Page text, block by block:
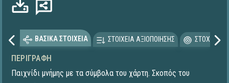
ΒΑΣΙΚΑ ΣΤΟΙΧΕΙΑ ΣΤΟΙΧΕΙΑ ΑΞΙΟΠΟΙΗΣΗΣ
ΠΕΡΙΓΡΑΦΉ
Παιχνίδι μνήμης με τα σύμβολα του χάρτη. Σκοπός του